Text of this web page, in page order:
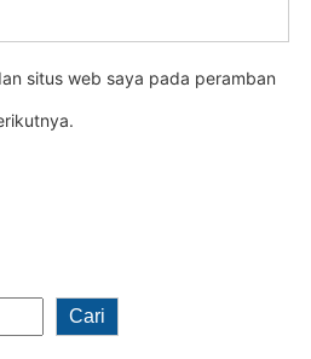
Cari
situs web saya pada peramban